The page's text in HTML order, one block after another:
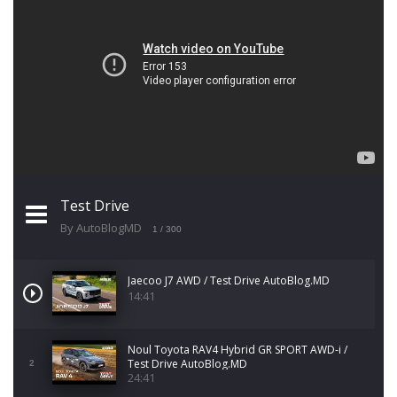
Test Drive
By AutoBlogMD 1 / 300
Jaecoo J7 AWD / Test Drive AutoBlog.MD
14:41
2
Noul Toyota RAV4 Hybrid GR SPORT AWD-i /
Test Drive AutoBlog.MD
24:41